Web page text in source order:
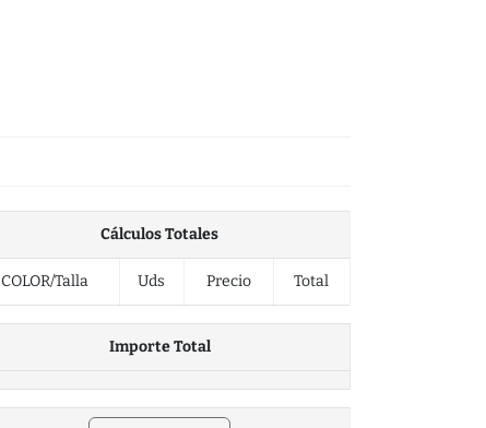
Cálculos Totales
COLOR/Talla Uds Precio Total
Importe Total